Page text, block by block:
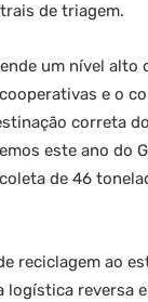
de triagem.
um nível
e o
correta
este ano do
de 46
reciclagem ao
logística reversa